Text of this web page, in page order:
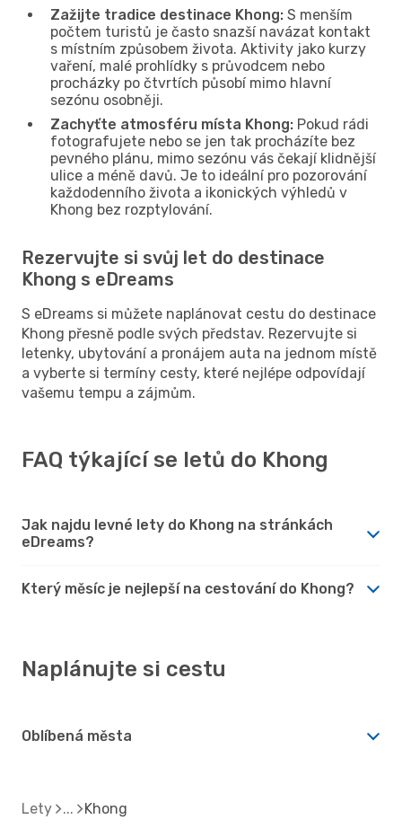
Zažijte tradice destinace Khong: S menším
počtem turistů je často snazší navázat kontakt
s místním způsobem života. Aktivity jako kurzy
vaření, malé prohlídky s průvodcem nebo
procházky po čtvrtích působí mimo hlavní
sezónu osobněji.
Zachyťte atmosféru místa Khong: Pokud rádi
fotografujete nebo se jen tak procházíte bez
pevného plánu, mimo sezónu vás čekají klidnější
ulice a méně davů. Je to ideální pro pozorování
každodenního života a ikonických výhledů v
Khong bez rozptylování.
Rezervujte si svůj let do destinace
Khong s eDreams
S eDreams si můžete naplánovat cestu do destinace
Khong přesně podle svých představ. Rezervujte si
letenky, ubytování a pronájem auta na jednom místě
a vyberte si termíny cesty, které nejlépe odpovídají
vašemu tempu a zájmům.
FAQ týkající se letů do Khong
Jak najdu levné lety do Khong na stránkách
eDreams?
Který měsíc je nejlepší na cestování do Khong?
Naplánujte si cestu
Oblíbená města
Lety Khong